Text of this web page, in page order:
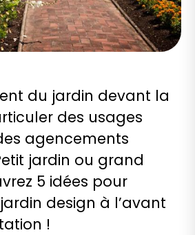
du jardin devant la
des usages
agencements
jardin ou grand
5 idées pour
design à l’avant
!